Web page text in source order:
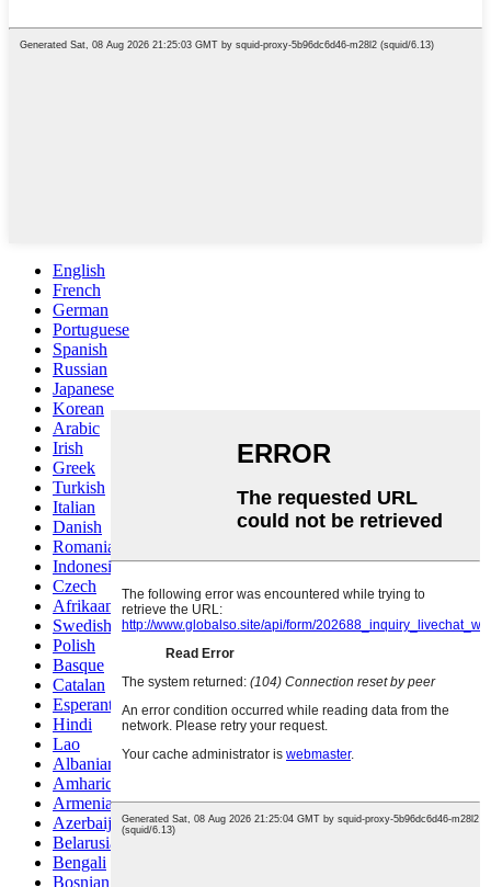
English
French
German
Portuguese
Spanish
Russian
Japanese
Korean
Arabic
Irish
Greek
Turkish
Italian
Danish
Romanian
Indonesian
Czech
Afrikaans
Swedish
Polish
Basque
Catalan
Esperanto
Hindi
Lao
Albanian
Amharic
Armenian
Azerbaijani
Belarusian
Bengali
Bosnian